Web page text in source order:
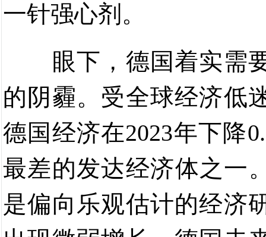
一针强心剂。
眼下，德国着实需
的阴霾。受全球经济低
德国经济在2023年下降
最差的发达经济体之一
是偏向乐观估计的经济